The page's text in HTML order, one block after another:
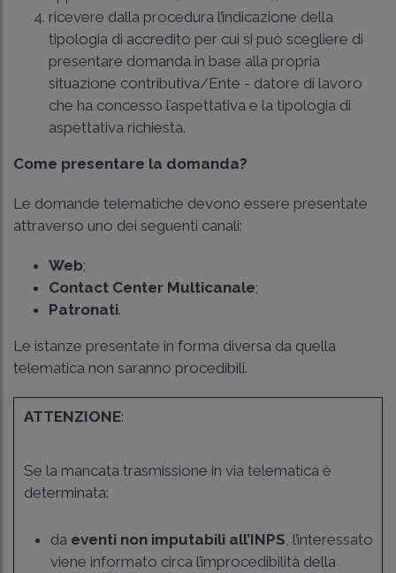
ricevere dalla procedura l’indicazione della
tipologia di accredito per cui si può scegliere di
presentare domanda in base alla propria
situazione contributiva/Ente - datore di lavoro
che ha concesso l’aspettativa e la tipologia di
aspettativa richiesta.
Come presentare la domanda?
Le domande telematiche devono essere presentate
attraverso uno dei seguenti canali:
Web;
Contact Center Multicanale;
Patronati.
Le istanze presentate in forma diversa da quella
telematica non saranno procedibili.
ATTENZIONE:
Se la mancata trasmissione in via telematica è
determinata:
da eventi non imputabili all’INPS , l’interessato
viene informato circa l’improcedibilità della